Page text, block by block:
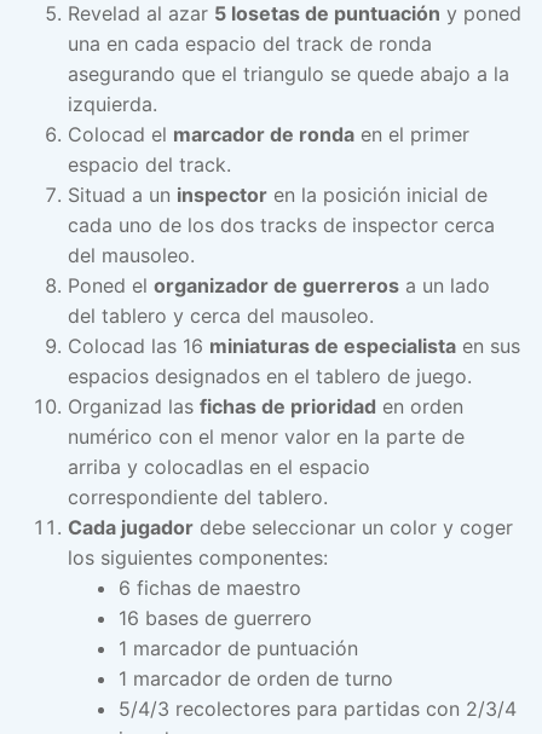
Revelad al azar 5 losetas de puntuación y poned
una en cada espacio del track de ronda
asegurando que el triangulo se quede abajo a la
izquierda.
Colocad el marcador de ronda en el primer
espacio del track.
Situad a un inspector en la posición inicial de
cada uno de los dos tracks de inspector cerca
del mausoleo.
Poned el organizador de guerreros a un lado
del tablero y cerca del mausoleo.
Colocad las 16 miniaturas de especialista en sus
espacios designados en el tablero de juego.
Organizad las fichas de prioridad en orden
numérico con el menor valor en la parte de
arriba y colocadlas en el espacio
correspondiente del tablero.
Cada jugador debe seleccionar un color y coger
los siguientes componentes:
6 fichas de maestro
16 bases de guerrero
1 marcador de puntuación
1 marcador de orden de turno
5/4/3 recolectores para partidas con 2/3/4